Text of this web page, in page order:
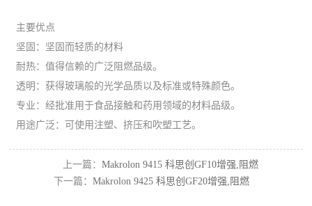
主要优点
坚固：坚固而轻质的材料
耐热：值得信赖的广泛阻燃品级。
透明：获得玻璃般的光学品质以及标准或特殊颜色。
专业：经批准用于食品接触和药用领域的材料品级。
用途广泛：可使用注塑、挤压和吹塑工艺。
上一篇：Makrolon 9415 科思创GF10增强,阻燃
PC
下一篇： Makrolon 9425 科思创GF20增强,阻燃